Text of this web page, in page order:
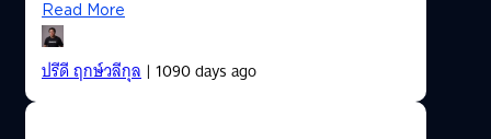
Read More
ปรีดี ฤกษ์วลีกุล| 1090 days ago